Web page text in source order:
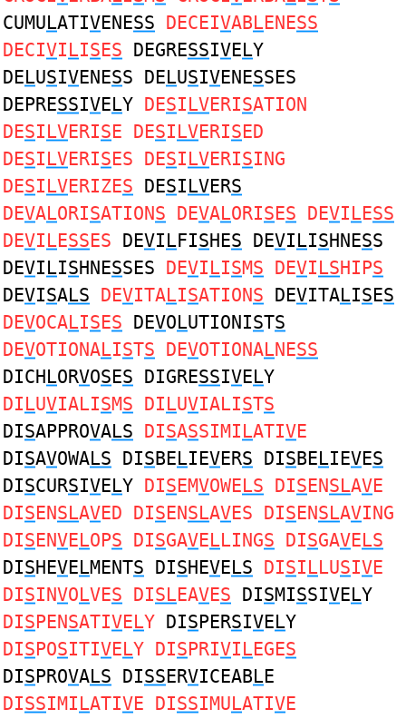
CUMULATIVENESS DECEIVABLENESS
DECIVILISES DEGRESSIVELY
DELUSIVENESS DELUSIVENESSES
DEPRESSIVELY DESILVERISATION
DESILVERISE DESILVERISED
DESILVERISES DESILVERISING
DESILVERIZES DESILVERS
DEVALORISATIONS DEVALORISES DEVILESS
DEVILESSES DEVILFISHES DEVILISHNESS
DEVILISHNESSES DEVILISMS DEVILSHIPS
DEVISALS DEVITALISATIONS DEVITALISES
DEVOCALISES DEVOLUTIONISTS
DEVOTIONALISTS DEVOTIONALNESS
DICHLORVOSES DIGRESSIVELY
DILUVIALISMS DILUVIALISTS
DISAPPROVALS DISASSIMILATIVE
DISAVOWALS DISBELIEVERS DISBELIEVES
DISCURSIVELY DISEMVOWELS DISENSLAVE
DISENSLAVED DISENSLAVES DISENSLAVING
DISENVELOPS DISGAVELLINGS DISGAVELS
DISHEVELMENTS DISHEVELS DISILLUSIVE
DISINVOLVES DISLEAVES DISMISSIVELY
DISPENSATIVELY DISPERSIVELY
DISPOSITIVELY DISPRIVILEGES
DISPROVALS DISSERVICEABLE
DISSIMILATIVE DISSIMULATIVE